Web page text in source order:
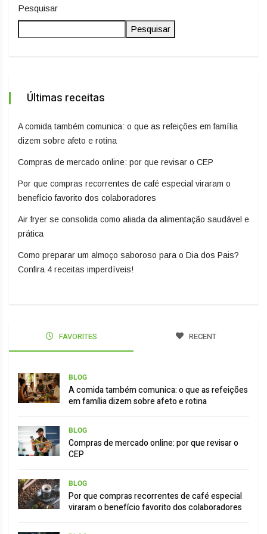
Pesquisar
Pesquisar
Últimas receitas
A comida também comunica: o que as refeições em família
dizem sobre afeto e rotina
Compras de mercado online: por que revisar o CEP
Por que compras recorrentes de café especial viraram o
benefício favorito dos colaboradores
Air fryer se consolida como aliada da alimentação saudável e
prática
Como preparar um almoço saboroso para o Dia dos Pais?
Confira 4 receitas imperdíveis!
FAVORITES RECENT
BLOG
A comida também comunica: o que as refeições
em família dizem sobre afeto e rotina
BLOG
Compras de mercado online: por que revisar o
CEP
BLOG
Por que compras recorrentes de café especial
viraram o benefício favorito dos colaboradores